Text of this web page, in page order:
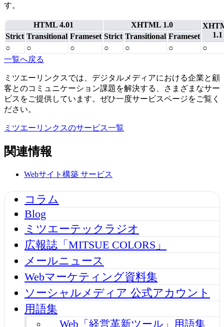
す。
HTML 4.01 XHTML 1.0
1.1
Strict Transitional Frameset Strict Transitional Frameset
○
○ ○ ○ ○ ○
○
一覧へ戻る
ミツエーリンクスでは、デジタルメディアにおける企業と顧
客とのコミュニケーション課題を解決する、さまざまなサー
ビスをご提供しています。ぜひ一度サービスページをご覧く
ださい。
ミツエーリンクスのサービス一覧
関連情報
Webサイト構築 サービス
コラム
Blog
ミツエーテックラジオ
広報誌「MITSUE COLORS」
メールニュース
Webマーケティング資料集
ソーシャルメディア 公式アカウント
用語集
Web「経営革新ツール」用語集